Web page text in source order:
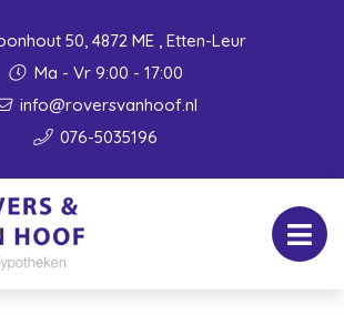
50, 4872 ME , Etten-Leur
Ma - Vr 9:00 - 17:00
info@roversvanhoof.nl
076-5035196